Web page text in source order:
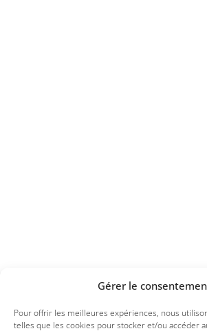
Gérer le
Pour offrir les meilleures expériences, nous
telles que les cookies pour stocker et/ou accéder